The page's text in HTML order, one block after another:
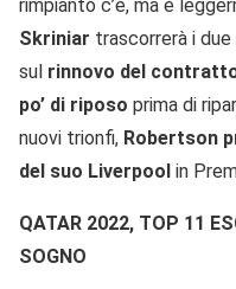
rimpianto c’è, ma è
Skriniar trascorrerà i
sul rinnovo del
po’ di riposo prima di
nuovi trionfi, Robertson
del suo Liverpool in
QATAR 2022, TOP 11
SOGNO